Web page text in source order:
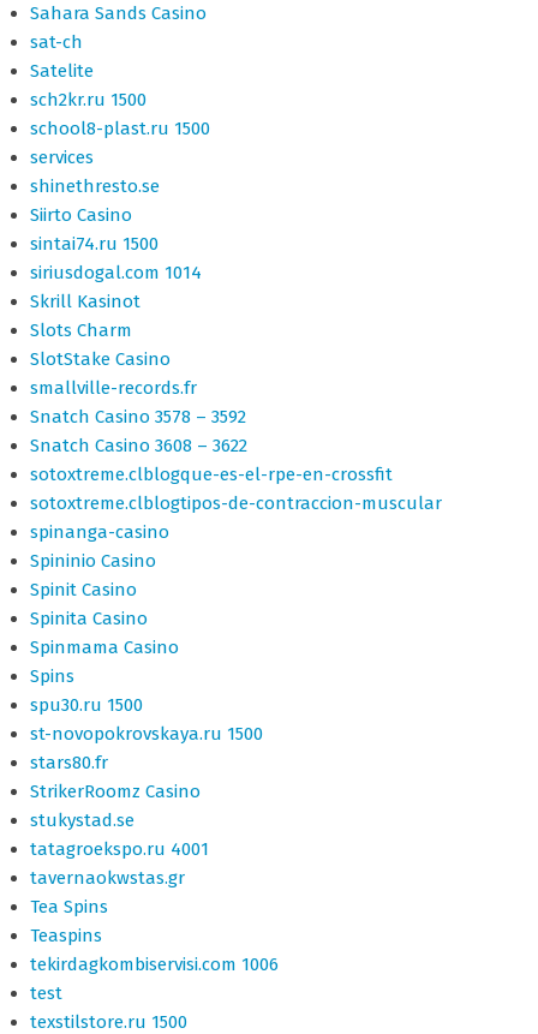
Sahara Sands Casino
sat-ch
Satelite
sch2kr.ru 1500
school8-plast.ru 1500
services
shinethresto.se
Siirto Casino
sintai74.ru 1500
siriusdogal.com 1014
Skrill Kasinot
Slots Charm
SlotStake Casino
smallville-records.fr
Snatch Casino 3578 – 3592
Snatch Casino 3608 – 3622
sotoxtreme.clblogque-es-el-rpe-en-crossfit
sotoxtreme.clblogtipos-de-contraccion-muscular
spinanga-casino
Spininio Casino
Spinit Casino
Spinita Casino
Spinmama Casino
Spins
spu30.ru 1500
st-novopokrovskaya.ru 1500
stars80.fr
StrikerRoomz Casino
stukystad.se
tatagroekspo.ru 4001
tavernaokwstas.gr
Tea Spins
Teaspins
tekirdagkombiservisi.com 1006
test
texstilstore.ru 1500